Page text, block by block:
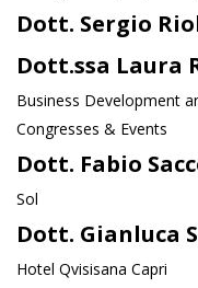
Dott. Sergio
Dott.ssa Laura
Business Development
Congresses & Events
Dott. Fabio
Sol
Dott. Gianluca
Hotel Qvisisana Capri